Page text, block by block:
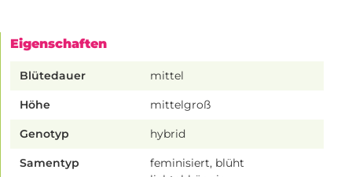
Eigenschaften
Blütedauer mittel
Höhe mittelgroß
Genotyp hybrid
Samentyp
feminisiert, blüht